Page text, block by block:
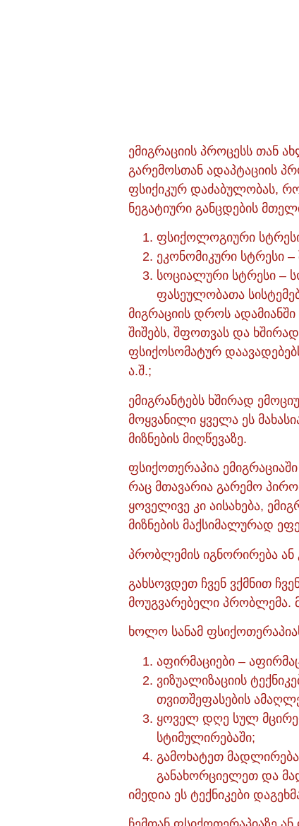
ემიგრაციის პროცესს თან
გარემოსთან ადაპტაციის
ფსიქიკურ დაძაბულობას,
ნეგატიური განცდების
ფსიქოლოგიური
ეკონომიკური სტრესი
სოციალური სტრესი –
ფასეულობათა
მიგრაციის დროს
შიშებს, შფოთვას და ხშირად
ფსიქოსომატურ
ა.შ.;
ემიგრანტებს ხშირად
მოყვანილი ყველა ეს
მიზნების მიღწევაზე.
ფსიქოთერაპია
რაც მთავარია გარემო
ყოველივე კი აისახება,
მიზნების მაქსიმალურად
პრობლემის იგნორირება
გახსოვდეთ ჩვენ ვქმნით
მოუგვარებელი პრობლემა.
ხოლო სანამ
აფირმაციები –
ვიზუალიზაციის
თვითშეფასების
ყოველ დღე სულ
სტიმულირებაში;
გამოხატეთ
განახორციელეთ და
იმედია ეს ტექნიკები